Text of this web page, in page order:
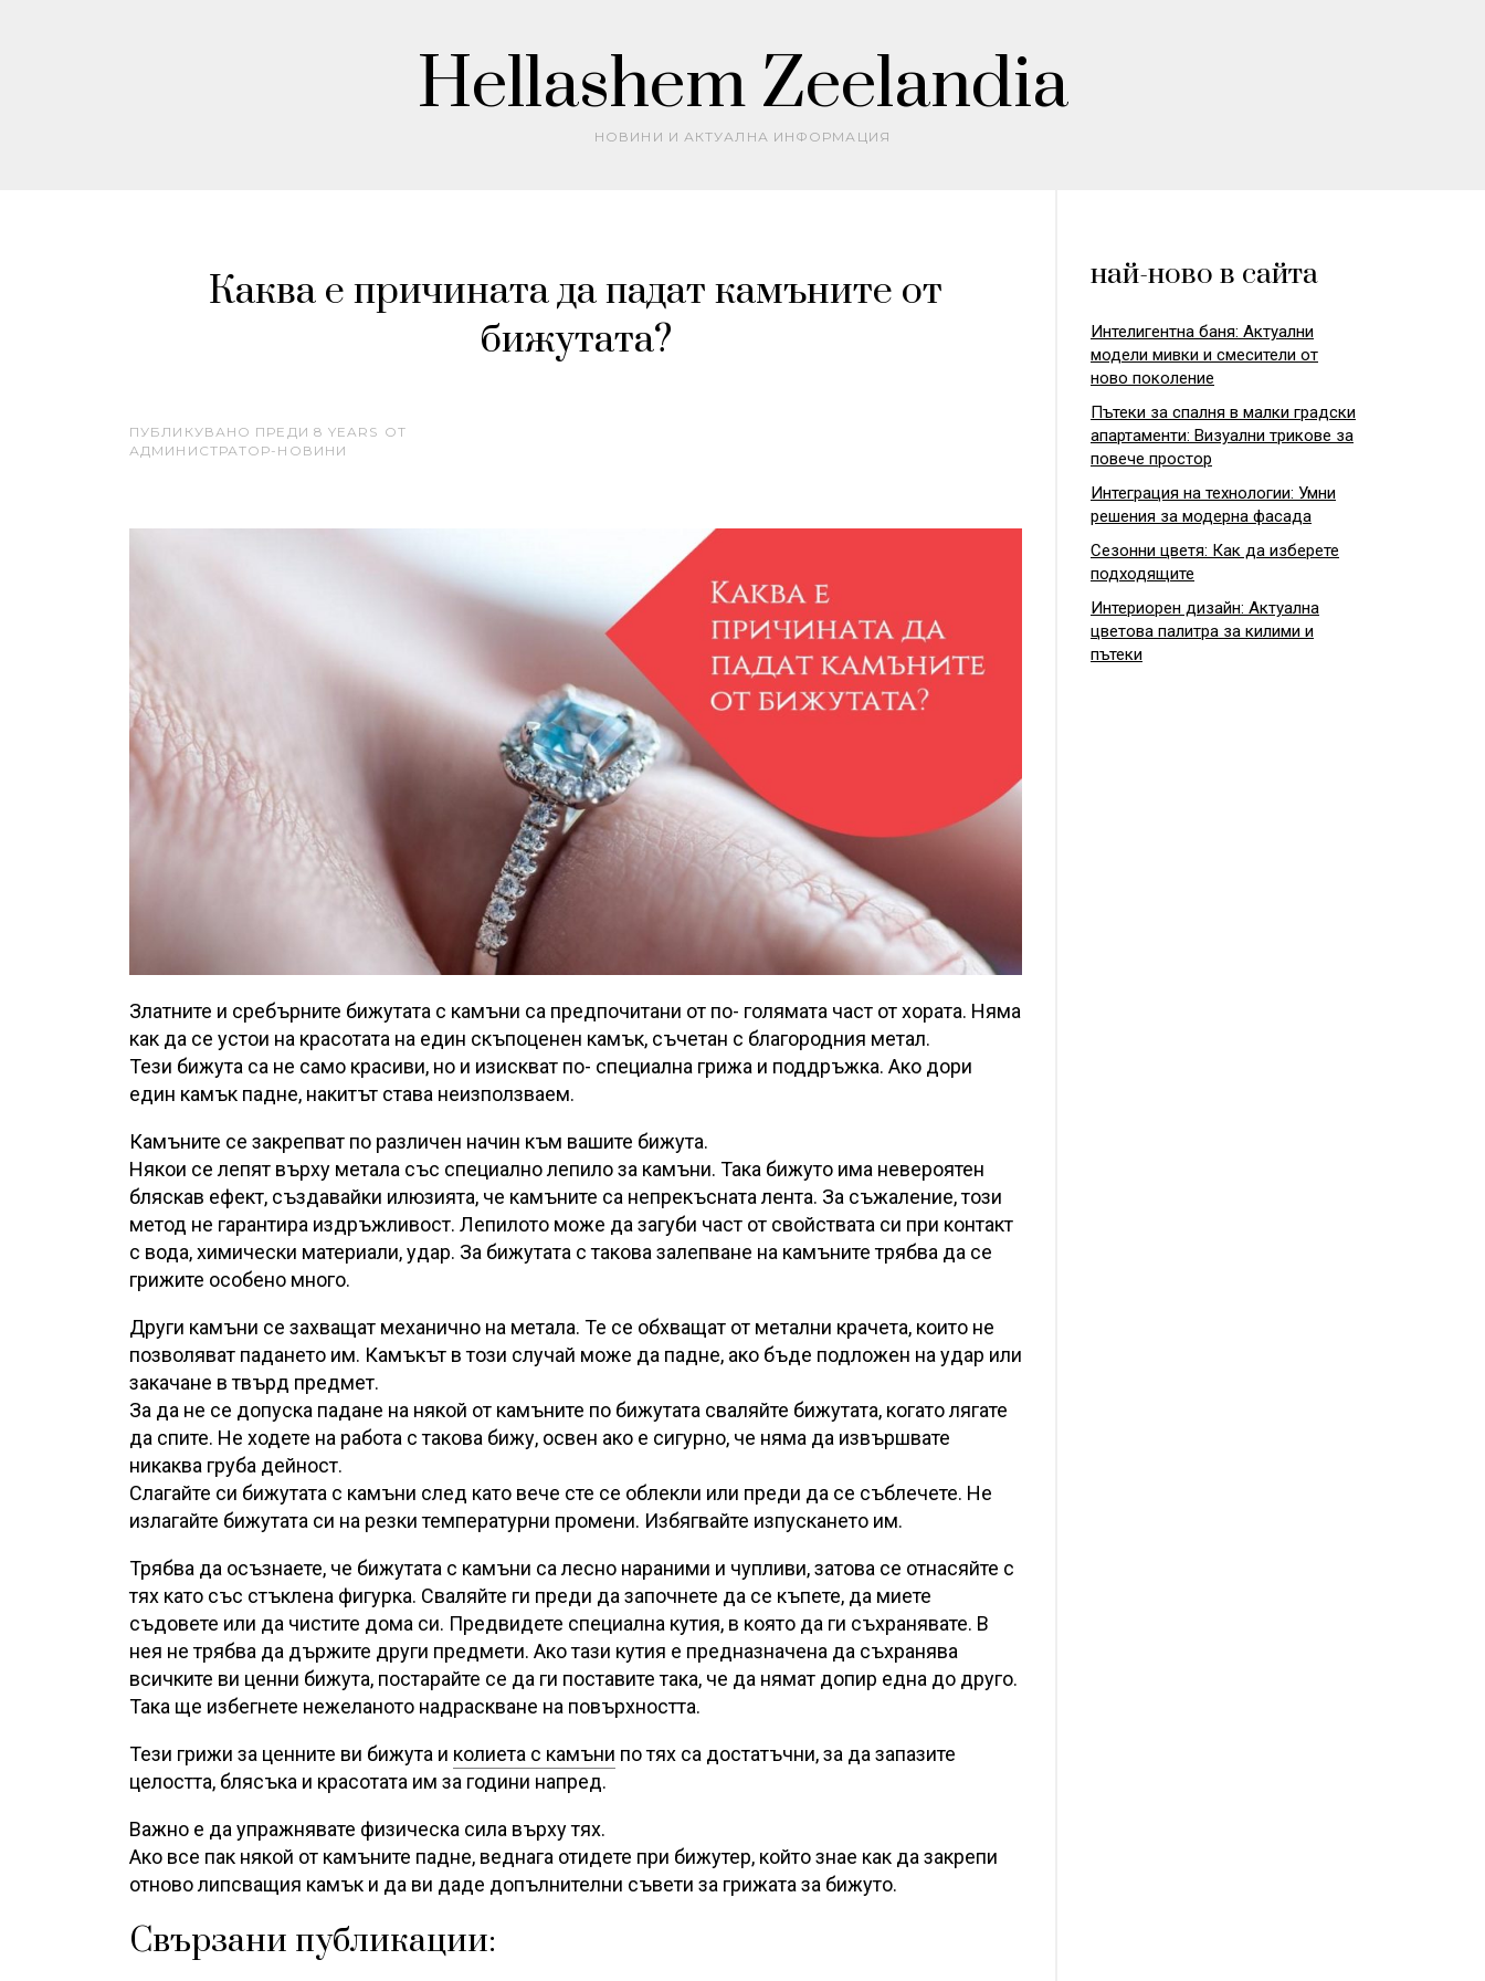
Hellashem Zeelandia
НОВИНИ И АКТУАЛНА ИНФОРМАЦИЯ
Каква е причината да падат камъните от
бижутата?
ПУБЛИКУВАНО ПРЕДИ 8 YEARS ОТ
АДМИНИСТРАТОР-НОВИНИ
Златните и сребърните бижутата с камъни са предпочитани от по- голямата част от хората. Няма
как да се устои на красотата на един скъпоценен камък, съчетан с благородния метал.
Тези бижута са не само красиви, но и изискват по- специална грижа и поддръжка. Ако дори
един камък падне, накитът става неизползваем.
Камъните се закрепват по различен начин към вашите бижута.
Някои се лепят върху метала със специално лепило за камъни. Така бижуто има невероятен
бляскав ефект, създавайки илюзията, че камъните са непрекъсната лента. За съжаление, този
метод не гарантира издръжливост. Лепилото може да загуби част от свойствата си при контакт
с вода, химически материали, удар. За бижутата с такова залепване на камъните трябва да се
грижите особено много.
Други камъни се захващат механично на метала. Те се обхващат от метални крачета, които не
позволяват падането им. Камъкът в този случай може да падне, ако бъде подложен на удар или
закачане в твърд предмет.
За да не се допуска падане на някой от камъните по бижутата сваляйте бижутата, когато лягате
да спите. Не ходете на работа с такова бижу, освен ако е сигурно, че няма да извършвате
никаква груба дейност.
Слагайте си бижутата с камъни след като вече сте се облекли или преди да се съблечете. Не
излагайте бижутата си на резки температурни промени. Избягвайте изпускането им.
Трябва да осъзнаете, че бижутата с камъни са лесно нараними и чупливи, затова се отнасяйте с
тях като със стъклена фигурка. Сваляйте ги преди да започнете да се къпете, да миете
съдовете или да чистите дома си. Предвидете специална кутия, в която да ги съхранявате. В
нея не трябва да държите други предмети. Ако тази кутия е предназначена да съхранява
всичките ви ценни бижута, постарайте се да ги поставите така, че да нямат допир една до друго.
Така ще избегнете нежеланото надраскване на повърхността.
Тези грижи за ценните ви бижута и колиета с камъни по тях са достатъчни, за да запазите
целостта, блясъка и красотата им за години напред.
Важно е да упражнявате физическа сила върху тях.
Ако все пак някой от камъните падне, веднага отидете при бижутер, който знае как да закрепи
отново липсващия камък и да ви даде допълнителни съвети за грижата за бижуто.
Свързани публикации:
най-ново в сайта
Интелигентна баня: Актуални
модели мивки и смесители от
ново поколение
Пътеки за спалня в малки градски
апартаменти: Визуални трикове за
повече простор
Интеграция на технологии: Умни
решения за модерна фасада
Сезонни цветя: Как да изберете
подходящите
Интериорен дизайн: Актуална
цветова палитра за килими и
пътеки